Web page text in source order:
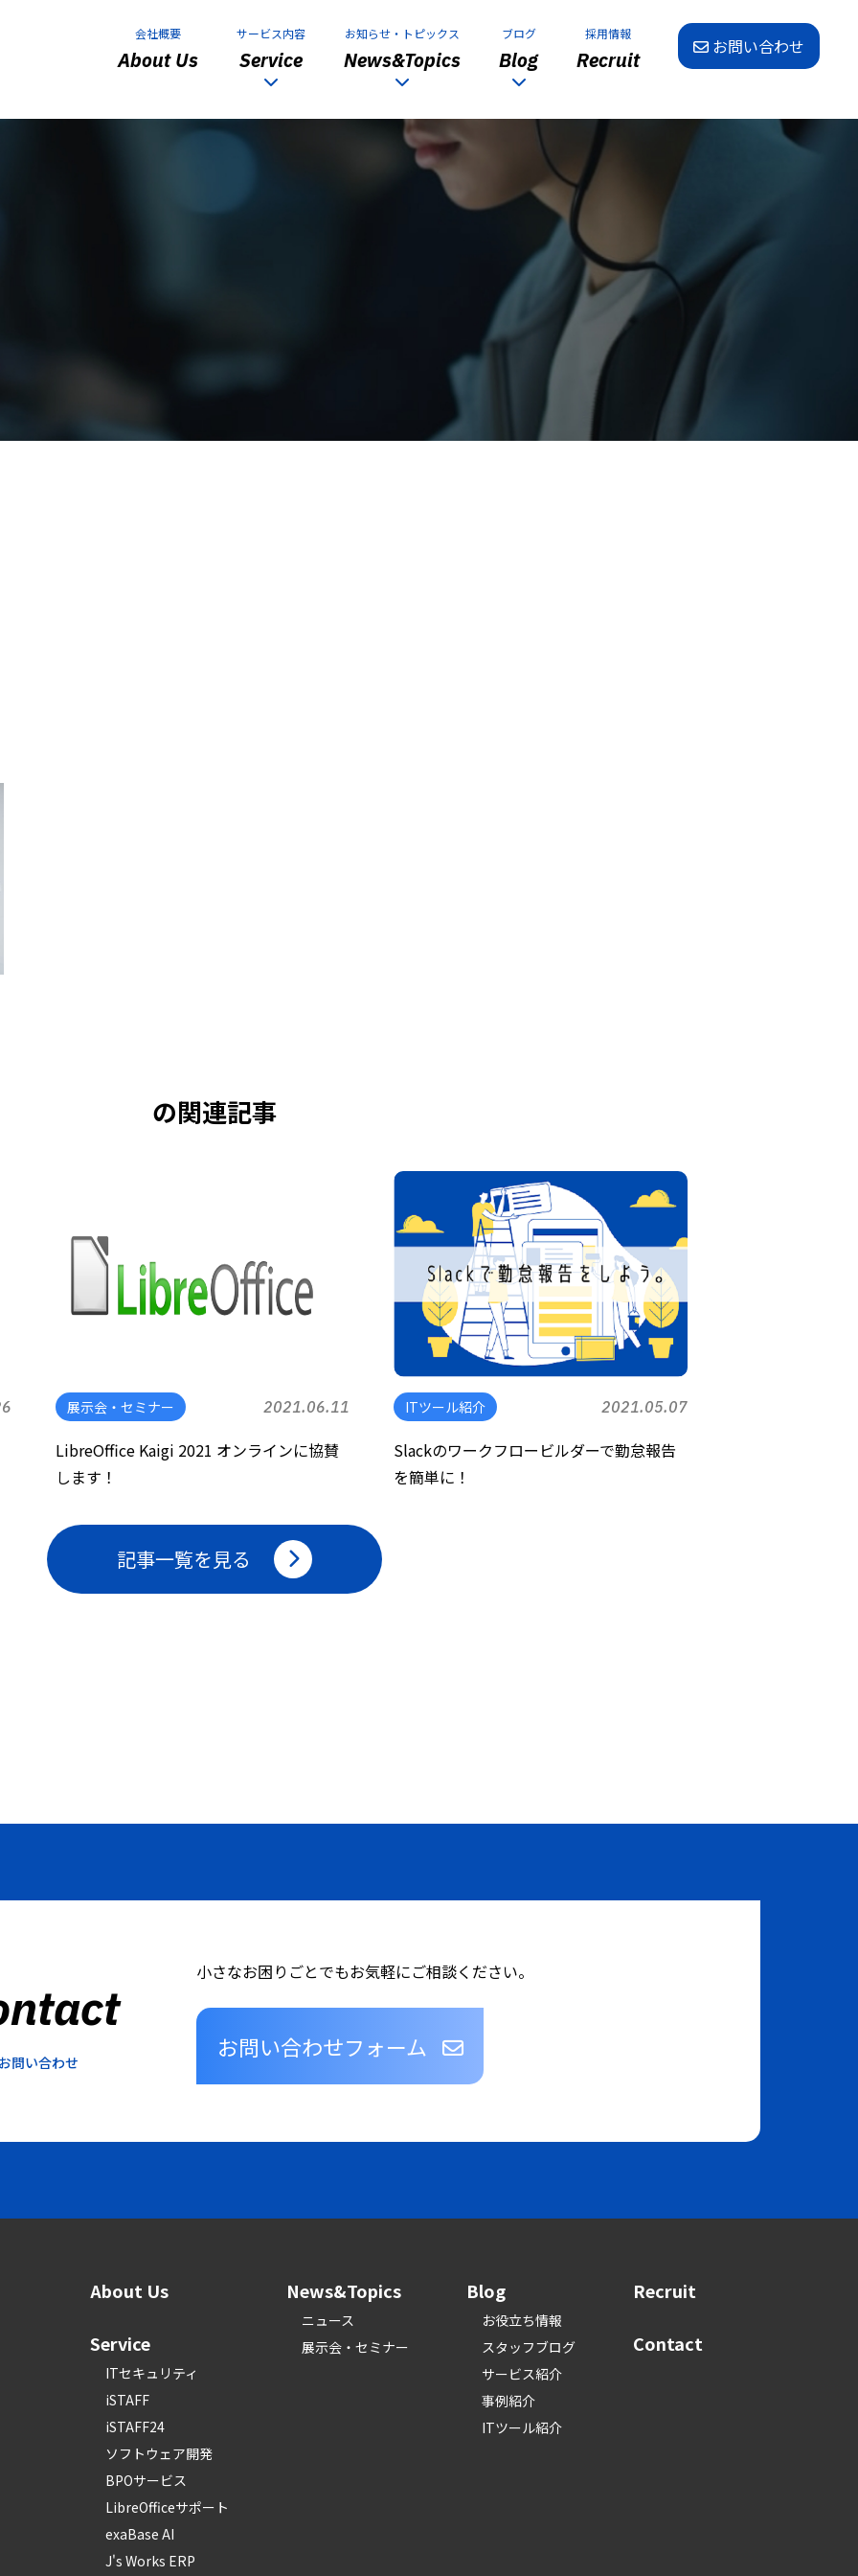
会社概要
About Us
サービス内容
Service
お知らせ・トピックス
News&Topics
ブログ
Blog
採用情報
Recruit
お問い合わせ
の関連記事
展示会・セミナー 2021.06.11
LibreOffice Kaigi 2021 オンラインに協賛
します！
ITツール紹介 2021.05.07
Slackのワークフロービルダーで勤怠報告
を簡単に！
記事一覧を見る
問い合わせ
小さなお困りごとでもお気軽にご相談ください。
お問い合わせフォーム
About Us
Service
ITセキュリティ
iSTAFF
iSTAFF24
ソフトウェア開発
BPOサービス
LibreOfficeサポート
exaBase AI
J's Works ERP
News&Topics
ニュース
展示会・セミナー
Blog
お役立ち情報
スタッフブログ
サービス紹介
事例紹介
ITツール紹介
Recruit
Contact